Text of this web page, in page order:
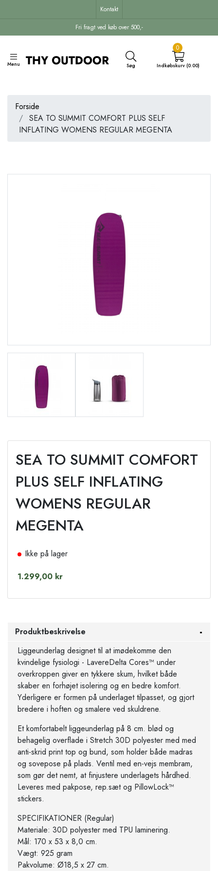
Fri fragt ved køb over 500,-
Kontakt
Menu Søg
0
Indkøbskurv (0.00)
Forside
SEA TO SUMMIT COMFORT PLUS SELF
INFLATING WOMENS REGULAR MEGENTA
SEA TO SUMMIT COMFORT
PLUS SELF INFLATING
WOMENS REGULAR
MEGENTA
Ikke på lager
1.299,00 kr
Produktbeskrivelse
Liggeunderlag designet til at imødekomme den
kvindelige fysiologi - LavereDelta Cores™ under
overkroppen giver en tykkere skum, hvilket både
skaber en forhøjet isolering og en bedre komfort.
Yderligere er formen på underlaget tilpasset, og gjort
bredere i hoften og smalere ved skuldrene.
Et komfortabelt liggeunderlag på 8 cm. blød og
behagelig overflade i Stretch 30D polyester med med
anti-skrid print top og bund, som holder både madras
og sovepose på plads. Ventil med en-vejs membram,
som gør det nemt, at finjustere underlagets hårdhed.
Leveres med pakpose, rep.sæt og PillowLock™
stickers.
SPECIFIKATIONER (Regular)
Materiale: 30D polyester med TPU laminering.
Mål: 170 x 53 x 8,0 cm.
Vægt: 925 gram
Pakvolume: Ø18,5 x 27 cm.